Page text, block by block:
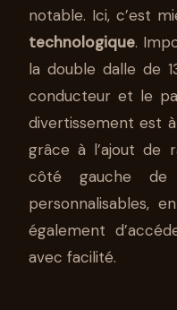
notable. Ici, c’est
technologique.
la double dalle de
conducteur et le
divertissement est
grâce à l’ajout de
côté gauche de
personnalisables,
également
avec facilité.